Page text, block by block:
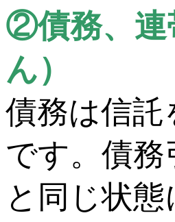
②債務、連
ん）
債務は信
です。債
と同じ状